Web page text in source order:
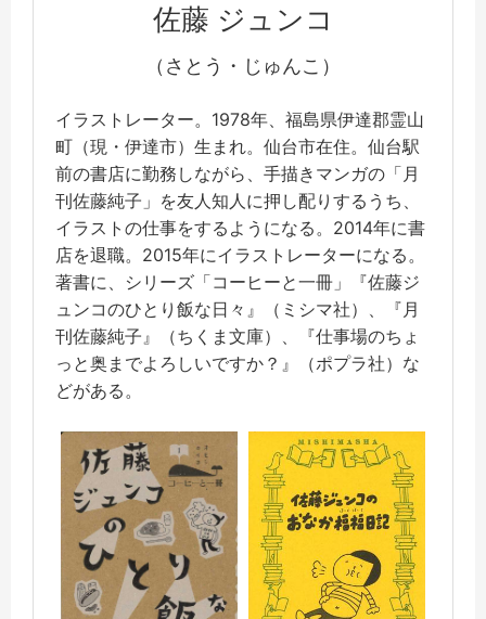
佐藤 ジュンコ
（さとう・じゅんこ）
イラストレーター。1978年、福島県伊達郡霊山
町（現・伊達市）生まれ。仙台市在住。仙台駅
前の書店に勤務しながら、手描きマンガの「月
刊佐藤純子」を友人知人に押し配りするうち、
イラストの仕事をするようになる。2014年に書
店を退職。2015年にイラストレーターになる。
著書に、シリーズ「コーヒーと一冊」『佐藤ジ
ュンコのひとり飯な日々』（ミシマ社）、『月
刊佐藤純子』（ちくま文庫）、『仕事場のちょ
っと奥までよろしいですか？』（ポプラ社）な
どがある。